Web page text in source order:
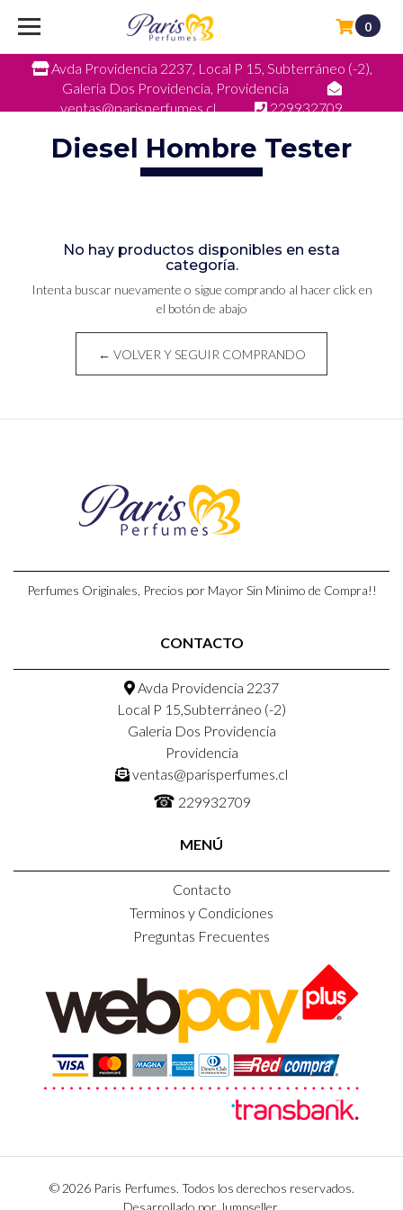
Avda Providencia 2237, Local P 15, Subterráneo (-2),
Galeria Dos Providencia, Providencia
ventas@parisperfumes.cl
229932709
0
Diesel Hombre Tester
No hay productos disponibles en esta
categoría.
Intenta buscar nuevamente o sigue comprando al hacer click en
el botón de abajo
← VOLVER Y SEGUIR COMPRANDO
Perfumes Originales, Precios por Mayor Sin Minimo de Compra!!
CONTACTO
Avda Providencia 2237
Local P 15,Subterráneo (-2)
Galeria Dos Providencia
Providencia
ventas@parisperfumes.cl
☎ 229932709
MENÚ
Contacto
Terminos y Condiciones
Preguntas Frecuentes
© 2026 Paris Perfumes. Todos los derechos reservados.
Desarrollado por Jumpseller.